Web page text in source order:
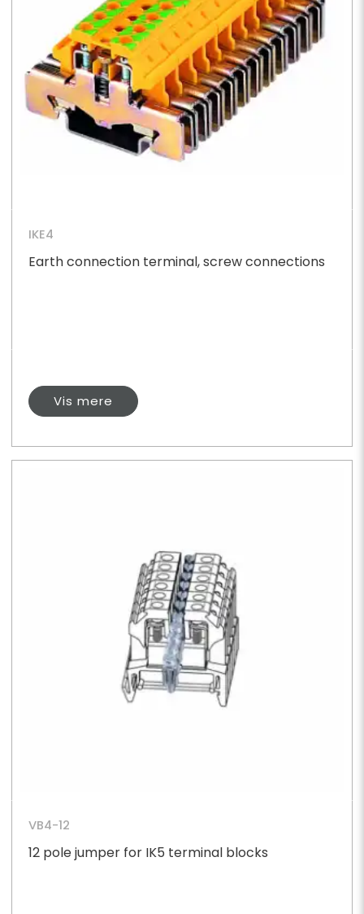
IKE4
Earth connection terminal, screw connections
Vis mere
VB4-12
12 pole jumper for IK5 terminal blocks